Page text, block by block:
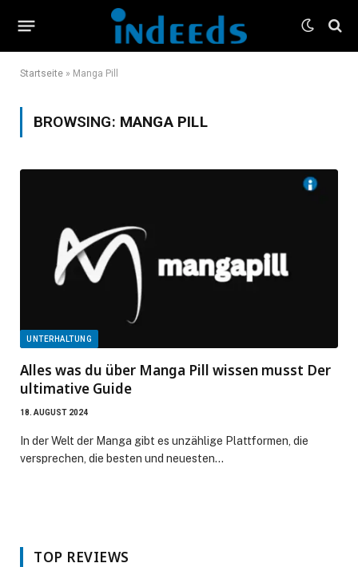
Startseite » Manga Pill
BROWSING: MANGA PILL
UNTERHALTUNG
Alles was du über Manga Pill wissen musst Der
ultimative Guide
18. AUGUST 2024
In der Welt der Manga gibt es unzählige Plattformen, die
versprechen, die besten und neuesten…
TOP REVIEWS